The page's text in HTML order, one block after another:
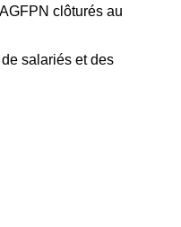
clôturés au
salariés et des